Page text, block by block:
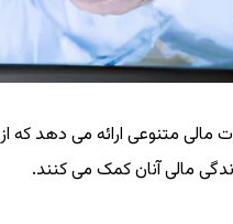
مالی متنوعی ارائه می دهد
مالی آنان کمک می کنند.